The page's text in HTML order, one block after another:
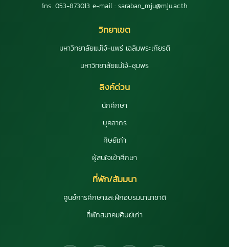
โทร. 053-873013 e-mail : saraban_mju@mju.ac.th
วิทยาเขต
มหาวิทยาลัยแม่โจ้-แพร่ เฉลิมพระเกียรติ
มหาวิทยาลัยแม่โจ้-ชุมพร
ลิงค์ด่วน
นักศึกษา
บุคลากร
ศิษย์เก่า
ผู้สนใจเข้าศึกษา
ที่พัก/สัมมนา
ศูนย์การศึกษาและฝึกอบรมนานาชาติ
ที่พักสมาคมศิษย์เก่า